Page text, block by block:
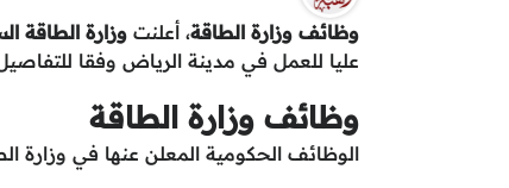
وظائف وزارة الطاقة، أعلنت وزارة الطاقة
عليا للعمل في مدينة الرياض وفقا
وظائف وزارة الطاقة
الوظائف الحكومية المعلن عنها في وزارة